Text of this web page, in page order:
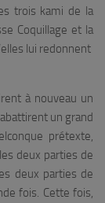
trois kami de la
Coquillage et la
lui redonnent
à nouveau un
un grand
prétexte,
deux parties de
deux parties de
fois. Cette fois,